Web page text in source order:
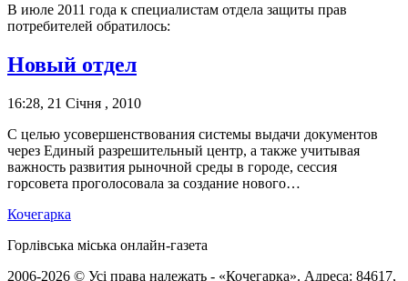
В июле 2011 года к специалистам отдела защиты прав
потребителей обратилось:
Новый отдел
16:28, 21 Січня , 2010
С целью усовершенствования системы выдачи документов
через Единый разрешительный центр, а также учитывая
важность развития рыночной среды в городе, сессия
горсовета проголосовала за создание нового…
Кочегарка
Горлівська міська онлайн-газета
2006-2026 © Усі права належать - «Кочегарка». Адреса: 84617,